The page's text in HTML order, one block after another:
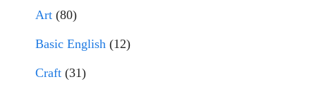
Art (80)
Basic English (12)
Craft (31)